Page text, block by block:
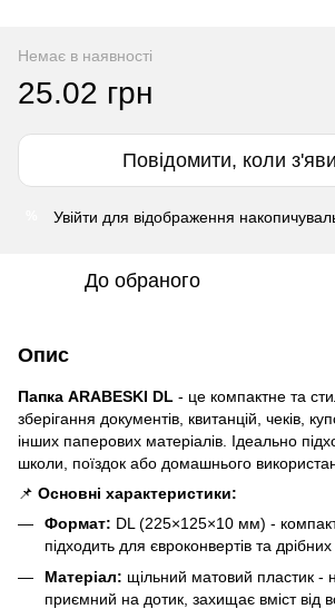
Немає в наявності
25.02 грн
Повідомити, коли
Увійти для відображення
До обраного
Опис
Папка ARABESKI DL - це компактне та
зберігання документів, квитанцій, чеків,
інших паперових матеріалів. Ідеально
школи, поїздок або домашнього
📌 Основні характеристики:
Формат: DL (225×125×10 мм) -
підходить для євроконвертів та дрібних
Матеріал: щільний матовий пластик -
приємний на дотик, захищає вміст від